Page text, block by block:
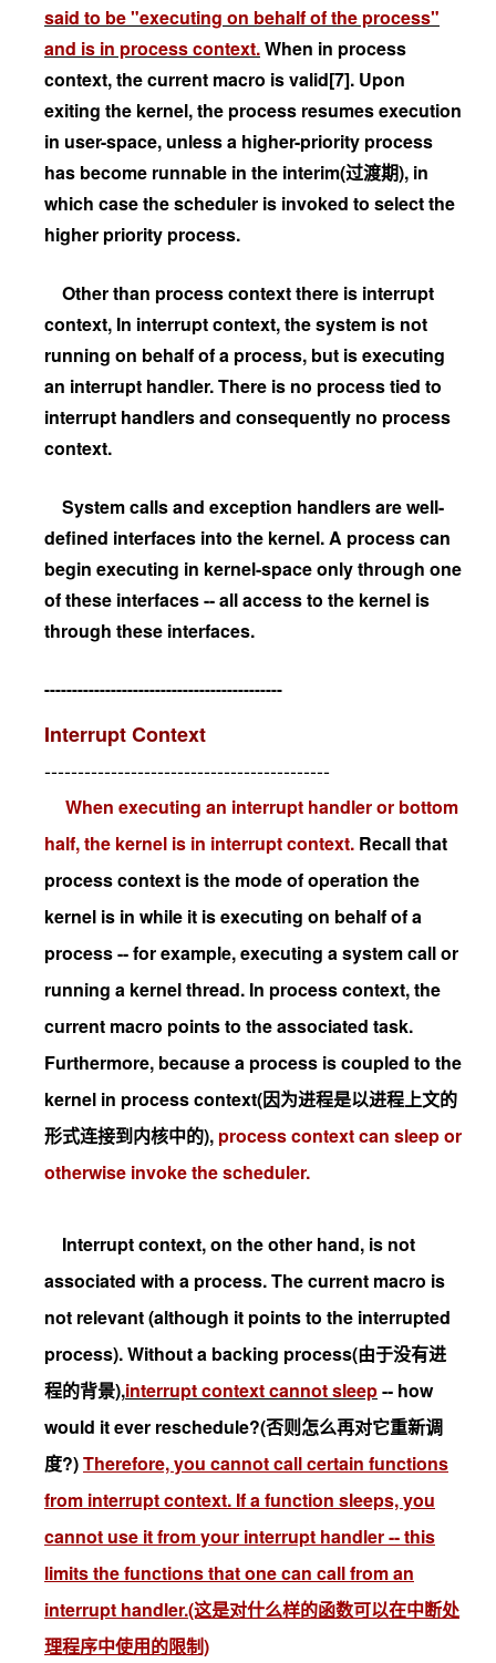
said to be "executing on behalf of the process"
and is in process context.When in process
context, the current macro is valid[7]. Upon
exiting the kernel, the process resumes execution
in user-space, unless a higher-priority process
has become runnable in the interim(过渡期), in
which case the scheduler is invoked to select the
higher priority process.
Other than process context there is interrupt
context, In interrupt context, the system is not
running on behalf of a process, but is executing
an interrupt handler. There is no process tied to
interrupt handlers and consequently no process
context.
System calls and exception handlers are well-
defined interfaces into the kernel. A process can
begin executing in kernel-space only through one
of these interfaces -- all access to the kernel is
through these interfaces.
-------------------------------------------
Interrupt Context
-------------------------------------------
When executing an interrupt handler or bottom
half, the kernel is in interrupt context. Recall that
process context is the mode of operation the
kernel is in while it is executing on behalf of a
process -- for example, executing a system call or
running a kernel thread. In process context, the
current macro points to the associated task.
Furthermore, because a process is coupled to the
kernel in process context(因为进程是以进程上文的
形式连接到内核中的), process context can sleep or
otherwise invoke the scheduler.
Interrupt context, on the other hand, is not
associated with a process. The current macro is
not relevant (although it points to the interrupted
process). Without a backing process(由于没有进
程的背景),interrupt context cannot sleep-- how
would it ever reschedule?(否则怎么再对它重新调
度?)Therefore, you cannot call certain functions
from interrupt context. If a function sleeps, you
cannot use it from your interrupt handler -- this
limits the functions that one can call from an
interrupt handler.(这是对什么样的函数可以在中断处
理程序中使用的限制)